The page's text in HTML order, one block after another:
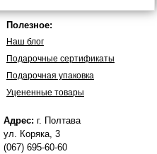
Полезное:
Наш блог
Подарочные сертификаты
Подарочная упаковка
Уцененные товары
Адрес: г. Полтава
ул. Коряка, 3
(067) 695-60-60